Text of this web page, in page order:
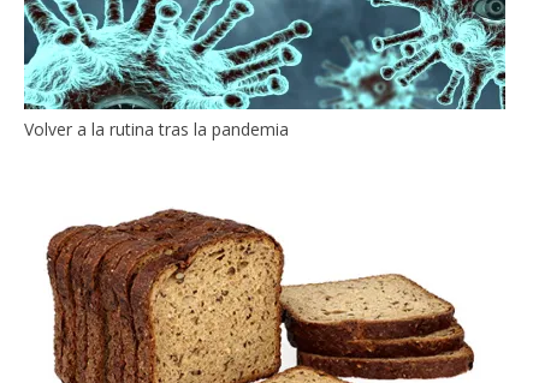
Volver a la rutina tras la pandemia